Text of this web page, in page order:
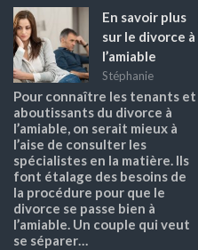
En savoir plus
sur le divorce à
l’amiable
Stéphanie
Pour connaître les tenants et
aboutissants du divorce à
l’amiable, on serait mieux à
l’aise de consulter les
spécialistes en la matière. Ils
font étalage des besoins de
la procédure pour que le
divorce se passe bien à
l’amiable. Un couple qui veut
se séparer…